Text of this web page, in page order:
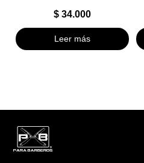
$34.000
Leer más